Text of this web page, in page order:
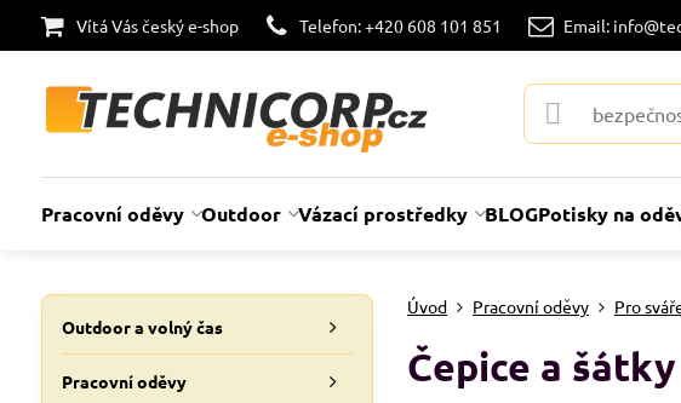
Vítá Vás český e-shop Telefon: +420 608 101 851 Email:
Pracovní oděvy Outdoor Vázací prostředky BLOGPotisky na
Úvod Pracovní oděvy Pro
Čepice a
Outdoor a volný čas
Pracovní oděvy